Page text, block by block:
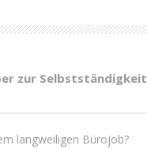
zur Selbstständigkeit
langweiligen Bürojob?